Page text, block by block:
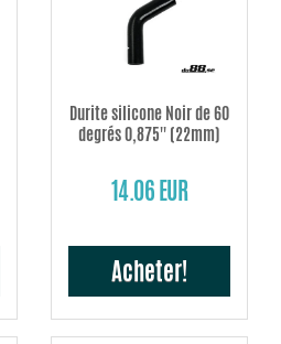
Durite silicone Noir de 60
degrés 0,875'' (22mm)
14.06 EUR
Acheter!